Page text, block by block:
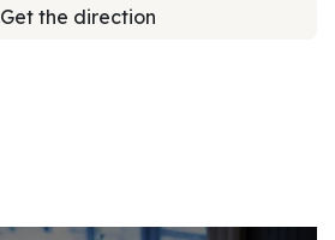
Get the direction